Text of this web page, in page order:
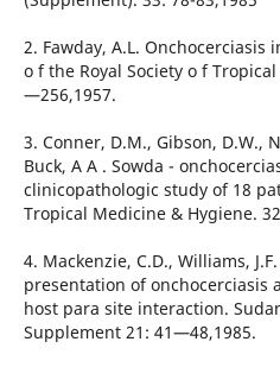
2. Fawday, A.L. Onchocerciasis
o f the Royal Society o f
—256,1957.
3. Conner, D.M., Gibson, D.W.,
Buck, A A . Sowda -
clinicopathologic study of 18
Tropical Medicine & Hygiene.
4. Mackenzie, C.D., Williams,
presentation of
host para site interaction.
Supplement 21: 41—48,1985.